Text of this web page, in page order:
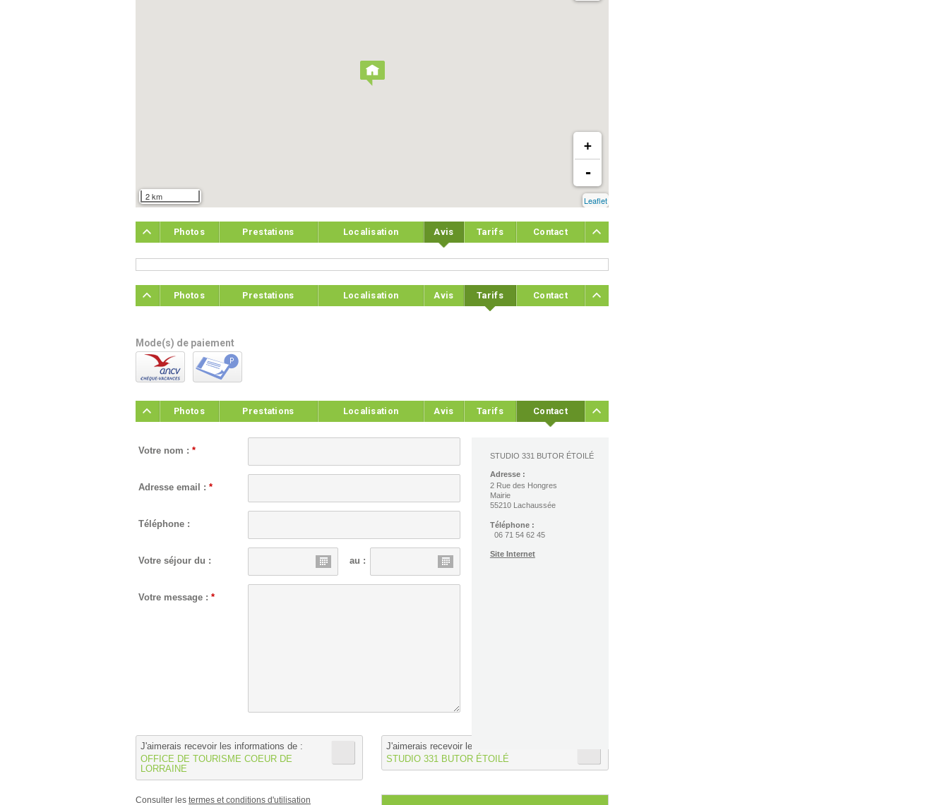
2 km
+
-
Leaflet
Photos Prestations Localisation Avis Tarifs Contact
Photos Prestations Localisation Avis Tarifs Contact
Mode(s) de paiement
Photos Prestations Localisation Avis Tarifs Contact
Votre nom : *
Adresse email : *
Téléphone :
Votre séjour du : au :
Votre message : *
J'aimerais recevoir les informations de :
OFFICE DE TOURISME COEUR DE
LORRAINE
J'aimerais recevoir les informations de :
STUDIO 331 BUTOR ÉTOILÉ
Consulter les termes et conditions d'utilisation
STUDIO 331 BUTOR ÉTOILÉ
Adresse :
2 Rue des Hongres
Mairie
55210 Lachaussée
Téléphone :
06 71 54 62 45
Site Internet